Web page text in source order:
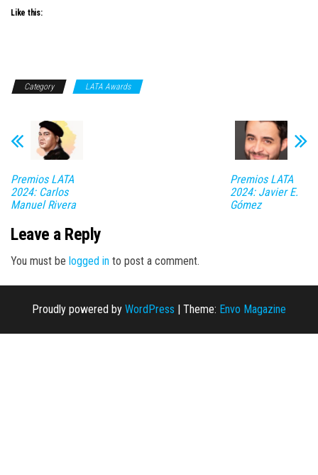
Like this:
Category LATA Awards
Premios LATA
2024: Carlos
Manuel Rivera
Premios LATA
2024: Javier E.
Gómez
Leave a Reply
You must be logged in to post a comment.
Proudly powered by WordPress | Theme: Envo Magazine